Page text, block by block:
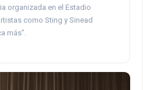
organizada en el Estadio
como Sting y Sinead
más”.